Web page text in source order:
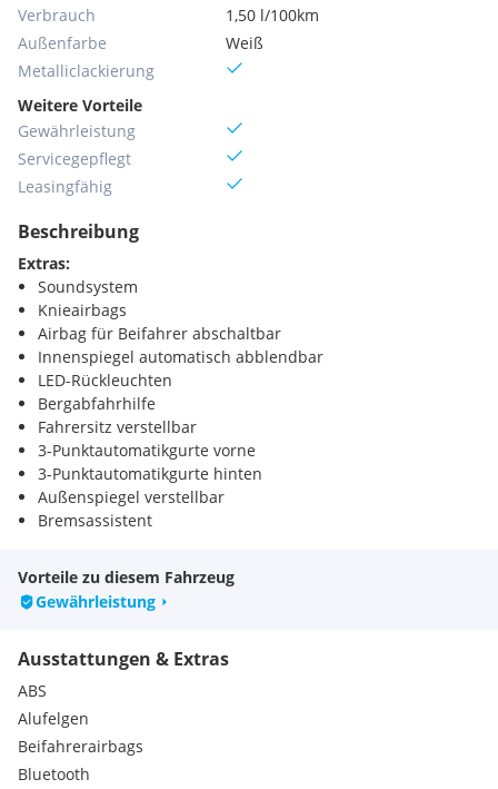
Verbrauch
1,50 l/100km
Außenfarbe
Weiß
Metallic­lackierung
Weitere Vorteile
Gewährleistung
Servicegepflegt
Leasingfähig
Beschreibung
Extras:
Soundsystem
Knieairbags
Airbag für Beifahrer abschaltbar
Innenspiegel automatisch abblendbar
LED-Rückleuchten
Bergabfahrhilfe
Fahrersitz verstellbar
3-Punktautomatikgurte vorne
3-Punktautomatikgurte hinten
Außenspiegel verstellbar
Bremsassistent
360° Kamera
Ablage- und Staukasten Mittelarmlehne
Anhängerkupplung Vorbereitung
BOSE Soundsystem
Diebstahlwarnanlage
Energierückgewinnungsanlage / Rekuperation
Getränkehalter
Gurtstraffer
Laderaumabdeckung
Vorteile zu diesem Fahrzeug
Gewährleistung
Ausstattungen & Extras
ABS
Alufelgen
Beifahrerairbags
Bluetooth